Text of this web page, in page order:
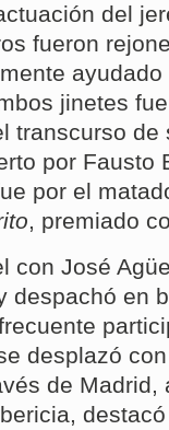
del
fueron
jinetes
transcurso de
por Fausto
por el
, premiado
con José
despachó en
desplazó
de Madrid,